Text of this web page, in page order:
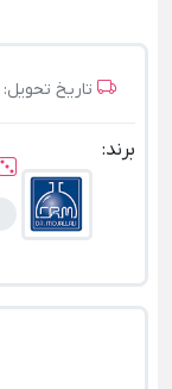
تاریخ تحویل:
برند: